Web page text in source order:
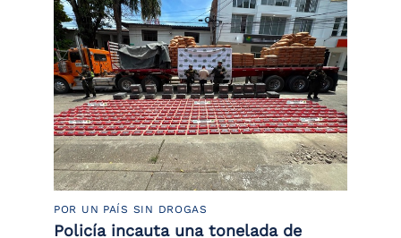
POR UN PAÍS SIN DROGAS
Policía incauta una tonelada de